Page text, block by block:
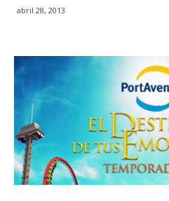
abril 28, 2013